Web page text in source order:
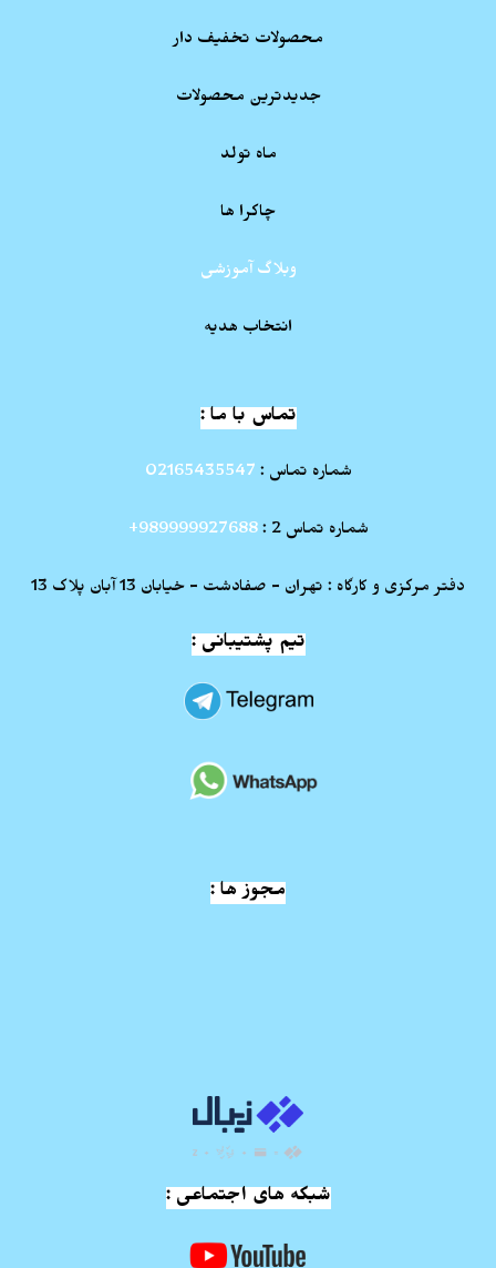
محصولات تخفیف دار
جدیدترین محصولات
ماه تولد
چاکرا ها
وبلاگ آموزشی
انتخاب هدیه
تماس با ما :
شماره تماس : 02165435547
شماره تماس 2 : 989999927688+
دفتر مرکزی و کارگاه : تهران - صفادشت - خیابان 13 آبان پلاک 13
تیم پشتیبانی :
مجوز ها :
شبکه های اجتماعی :